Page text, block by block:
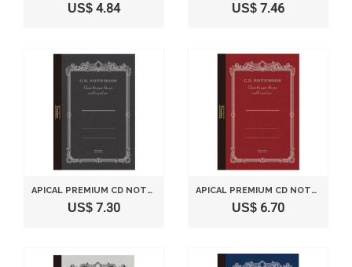
US$ 4.84 US$ 7.46
APICAL PREMIUM CD NOTES A5 5 MM SQUARED RULE 96-CDS90S
US$ 7.30
APICAL PREMIUM CD NOTES A5 5 MM SQUARED RULE 96-CDS90S
US$ 6.70